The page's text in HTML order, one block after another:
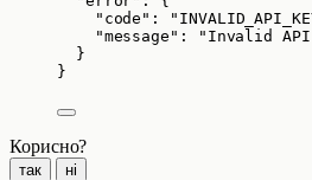
"code" : "
"message" : " Invalid
}
}
Корисно?
так ні